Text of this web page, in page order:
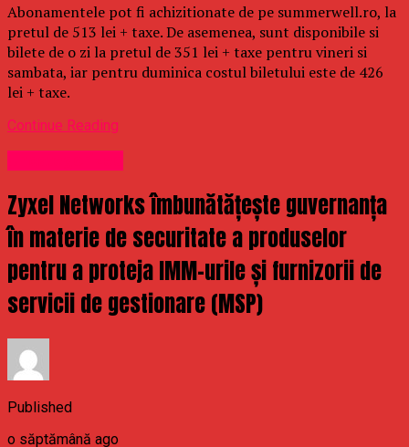
Abonamentele pot fi achizitionate de pe summerwell.ro, la
pretul de 513 lei + taxe. De asemenea, sunt disponibile si
bilete de o zi la pretul de 351 lei + taxe pentru vineri si
sambata, iar pentru duminica costul biletului este de 426
lei + taxe.
Continue Reading
Zyxel Networks îmbunătățește guvernanța
în materie de securitate a produselor
pentru a proteja IMM-urile și furnizorii de
servicii de gestionare (MSP)
Published
o săptămână ago